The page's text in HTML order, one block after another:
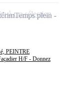
PEINTRE
H/F - Donnez
Temps plein
à ma sélection